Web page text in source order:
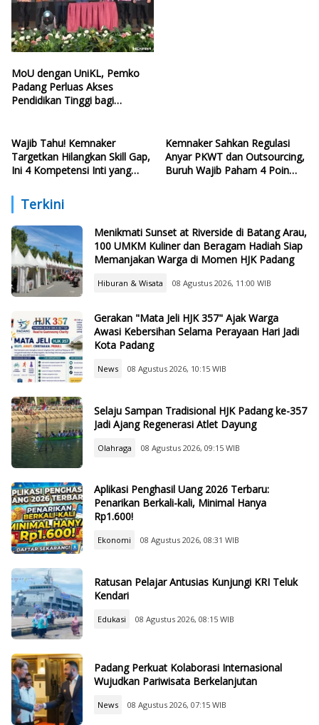
MoU dengan UniKL, Pemko
Padang Perluas Akses
Pendidikan Tinggi bagi
Wajib Tahu! Kemnaker
Targetkan Hilangkan Skill Gap,
Ini 4 Kompetensi Inti yang
Kemnaker Sahkan Regulasi
Anyar PKWT dan Outsourcing,
Buruh Wajib Paham 4 Poin
Terkini
Menikmati Sunset at Riverside di Batang Arau,
100 UMKM Kuliner dan Beragam Hadiah Siap
Memanjakan Warga di Momen HJK Padang
Hiburan & Wisata 08 Agustus 2026, 11:00 WIB
Gerakan "Mata Jeli HJK 357" Ajak Warga
Awasi Kebersihan Selama Perayaan Hari Jadi
Kota Padang
News 08 Agustus 2026, 10:15 WIB
Selaju Sampan Tradisional HJK Padang ke-357
Jadi Ajang Regenerasi Atlet Dayung
Olahraga 08 Agustus 2026, 09:15 WIB
Aplikasi Penghasil Uang 2026 Terbaru:
Penarikan Berkali-kali, Minimal Hanya
Rp1.600!
Ekonomi 08 Agustus 2026, 08:31 WIB
Ratusan Pelajar Antusias Kunjungi KRI Teluk
Kendari
Edukasi 08 Agustus 2026, 08:15 WIB
Padang Perkuat Kolaborasi Internasional
Wujudkan Pariwisata Berkelanjutan
News 08 Agustus 2026, 07:15 WIB